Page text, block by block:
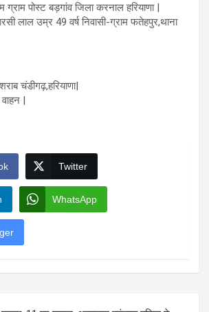
पोस्ट बड़गांव जिला करनाल हरियाणा |
लाल उम्र 49 वर्ष निवासी-ग्राम फतेहपुर,थाना
चंडीगढ़,हरियाणा|
|
Twitter
WhatsApp